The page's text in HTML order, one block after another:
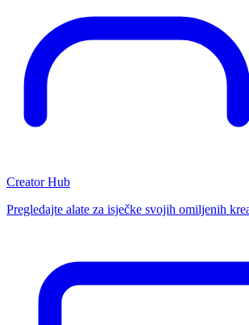
Creator Hub
Pregledajte alate za isječke svojih omiljenih